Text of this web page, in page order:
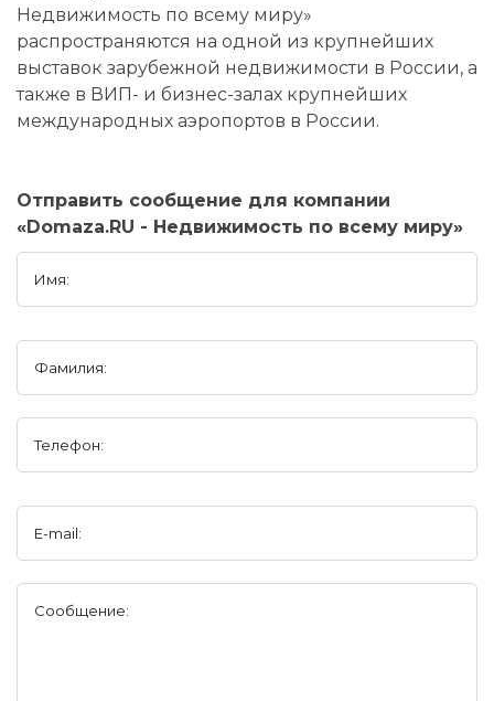
Недвижимость по всему миру»
распространяются на одной из крупнейших
выставок зарубежной недвижимости в России, а
также в ВИП- и бизнес-залах крупнейших
международных аэропортов в России.
Отправить сообщение для компании
«Domaza.RU - Недвижимость по всему миру»
Имя:
Фамилия:
Телефон:
E-mail:
Сообщение: